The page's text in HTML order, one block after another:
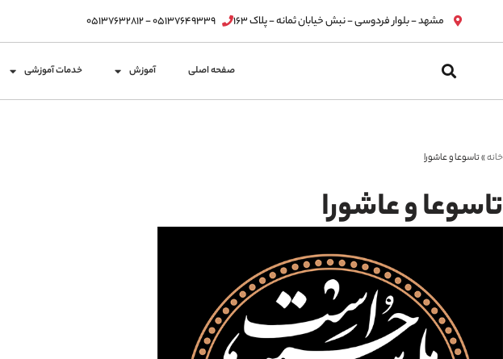
مشهد - بلوار فردوسی - نبش خیابان ثمانه - پلاک ۱۶۳ ۰۵۱۳۷۶۴۹۳۳۹ - ۰۵۱۳۷۶۳۲۸۱۲
صفحه اصلی آموزش خدمات آموزشی
خانه»تاسوعا و عاشورا
تاسوعا و عاشورا